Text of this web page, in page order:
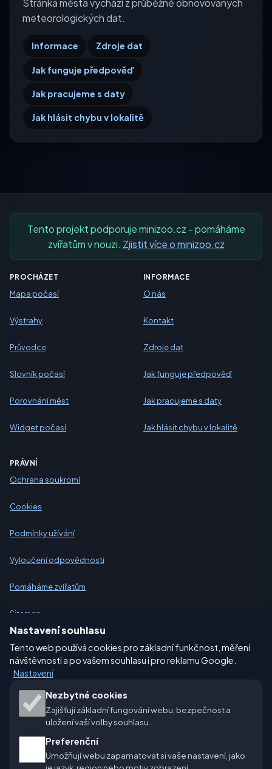
Stránka města vychází z průběžně obnovovaných
meteorologických dat.
Informace Zdroje dat
Jak funguje předpověď
Jak pracujeme s daty
Jak hlásit chybu v lokalitě
Tento projekt podporuje minizoo.cz - pomáháme
zvířatům v nouzi. Zjistit více o minizoo.cz
PROCHÁZET
Mapa počasí
Výstrahy
Průvodce
Slovník počasí
Porovnání měst
Widget počasí
INFORMACE
O nás
Kontakt
Zdroje dat
Jak funguje předpověď
Jak pracujeme s daty
Jak hlásit chybu v lokalitě
PRÁVNÍ
Ochrana soukromí
Cookies
Podmínky užívání
Vyloučení odpovědnosti
Pomáháme zvířatům
Sitemap
Nastavení
Naše weby o počasí:
🇨🇿 Česko 🇭🇷 Chorvatsko 🇧🇬 Bulharsko
🇩🇪🇦🇹🇨🇭 Německo / Rakousko / Švýcarsko
🌎 Latinská Amerika a Španělsko
Nastavení souhlasu
Tento web používá cookies pro základní funkčnost, měření
návštěvnosti a po vašem souhlasu i pro reklamu Google.
Nastavení
Nezbytné cookies
Zajišťují základní fungování webu, bezpečnost a
uložení vaší volby souhlasu.
Preferenční
Umožňují webu zapamatovat si vaše nastavení, jako